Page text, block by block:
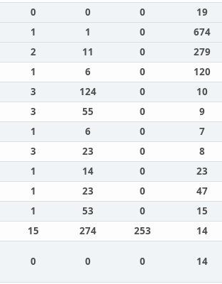
0 0 0
19
1 1 0
674
2 11 0
279
1 6 0
120
3 124 0
10
3 55 0
9
1 6 0
7
3 23 0
8
1 14 0
23
1 23 0
47
1 53 0
15
15 274 253 14
0 0 0 14